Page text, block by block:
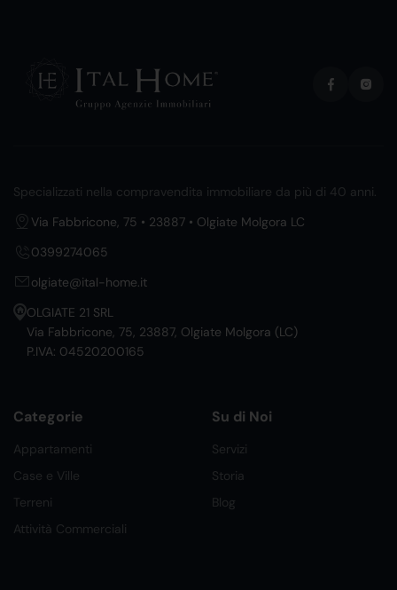
Specializzati nella compravendita immobiliare da più di 40 anni.
Via Fabbricone, 75 • 23887 • Olgiate Molgora LC
0399274065
olgiate@ital-home.it
OLGIATE 21 SRL
Via Fabbricone, 75, 23887, Olgiate Molgora (LC)
P.IVA: 04520200165
Categorie
Appartamenti
Case e Ville
Terreni
Attività Commerciali
Su di Noi
Servizi
Storia
Blog